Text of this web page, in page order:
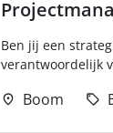
Ben jij een
verantwoordelijk
Boom